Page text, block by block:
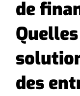
de
des